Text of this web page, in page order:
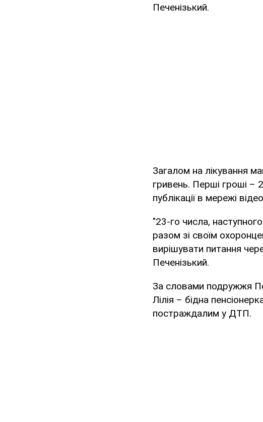
Печенізький.
Загалом на лікування
гривень. Перші гроші –
публікації в мережі
"23-го числа,
разом зі своїм
вирішувати питання
Печенізький.
За словами подружжя
Лілія – бідна
постраждалим у ДТП.